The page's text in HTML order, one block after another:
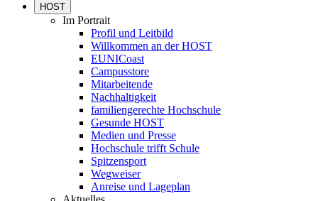
HOST
Im Portrait
Profil und Leitbild
Willkommen an der HOST
EUNICoast
Campusstore
Mitarbeitende
Nachhaltigkeit
familiengerechte Hochschule
Gesunde HOST
Medien und Presse
Hochschule trifft Schule
Spitzensport
Wegweiser
Anreise und Lageplan